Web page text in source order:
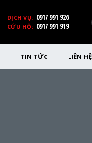
DỊCH VỤ: 0917 991 926
CỨU HỘ: 0917 991 919
TIN TỨC LIÊN HỆ